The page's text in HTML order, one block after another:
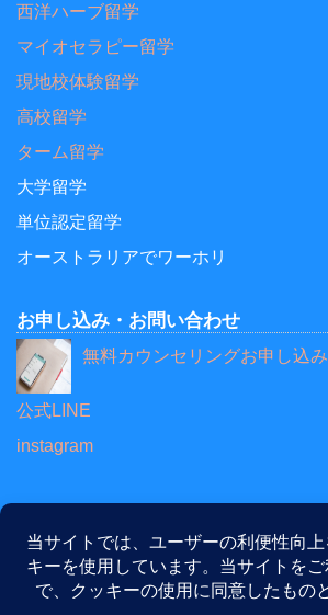
西洋ハーブ留学
マイオセラピー留学
現地校体験留学
高校留学
ターム留学
大学留学
単位認定留学
オーストラリアでワーホリ
お申し込み・お問い合わせ
無料カウンセリングお申し込み
公式LINE
instagram